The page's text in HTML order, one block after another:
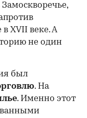
XVII веке. А
не один
был
. На
. Именно этот